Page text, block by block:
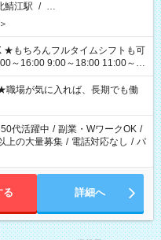
鯖江駅 / …
～16:00 9:00～18:00 11:00～
ません ※法令に基づき、週20時
対象となります ※労働者派遣法
り、短時間・短期間の就業はご
場が気に入れば、長期でも働
代活躍中 / 副業・WワークOK /
上の大量募集 / 電話対応なし / パ
る 詳細へ